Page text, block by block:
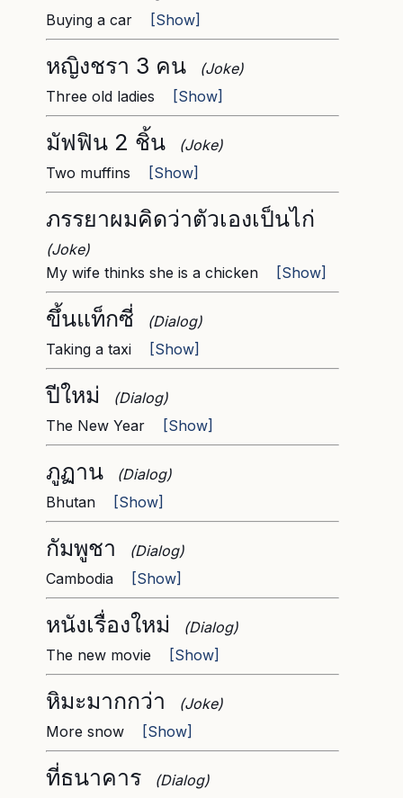
Buying a car
[Show]
หญิงชรา 3 คน
(Joke)
Three old ladies
[Show]
มัฟฟิน 2 ชิ้น
(Joke)
Two muffins
[Show]
ภรรยาผมคิดว่าตัวเองเป็นไก่
(Joke)
My wife thinks she is a chicken
[Show]
ขึ้นแท็กซี่
(Dialog)
Taking a taxi
[Show]
ปีใหม่
(Dialog)
The New Year
[Show]
ภูฏาน
(Dialog)
Bhutan
[Show]
กัมพูชา
(Dialog)
Cambodia
[Show]
หนังเรื่องใหม่
(Dialog)
The new movie
[Show]
หิมะมากกว่า
(Joke)
More snow
[Show]
ที่ธนาคาร
(Dialog)